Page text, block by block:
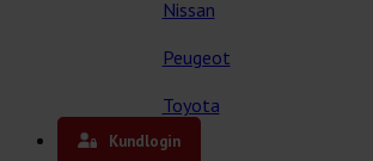
Nissan
Peugeot
Toyota
Våra kåpor
Kundlogin